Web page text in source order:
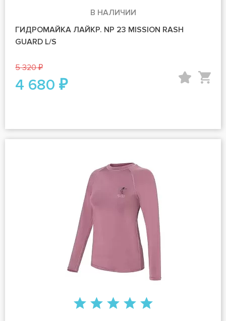
В НАЛИЧИИ
ГИДРОМАЙКА ЛАЙКР. NP 23 MISSION RASH
GUARD L/S
5 320 ₽
4 680 ₽